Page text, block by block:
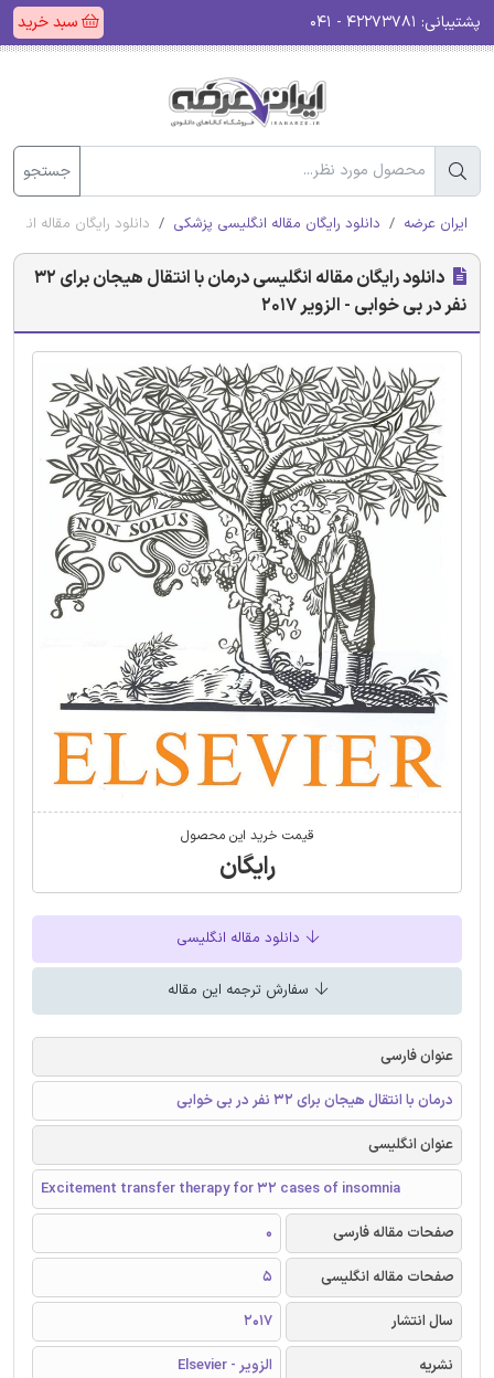
پشتیبانی: سبد خرید
جستجو
ایران عرضه دانلود رایگان مقاله انگلیسی پزشکی دانلود رایگان مقاله انگلیسی درمان با
دانلود رایگان مقاله انگلیسی درمان با انتقال هیجان برای 32
نفر در بی خوابی - الزویر 2017
قیمت خرید این محصول
رایگان
دانلود مقاله انگلیسی
سفارش ترجمه این مقاله
عنوان فارسی
درمان با انتقال هیجان برای 32 نفر در بی خوابی
عنوان انگلیسی
Excitement transfer therapy for 32 cases of insomnia
صفحات مقاله فارسی
0
صفحات مقاله انگلیسی
5
سال انتشار
2017
نشریه
الزویر - Elsevier